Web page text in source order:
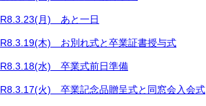
R8.3.23(月) あと一日
R8.3.19(木) お別れ式と卒業証書授与式
R8.3.18(水) 卒業式前日準備
R8.3.17(火) 卒業記念品贈呈式と同窓会入会式